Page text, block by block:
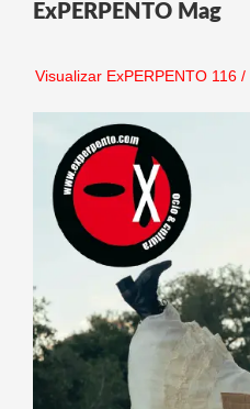
ExPERPENTO Mag
Visualizar ExPERPENTO 116/